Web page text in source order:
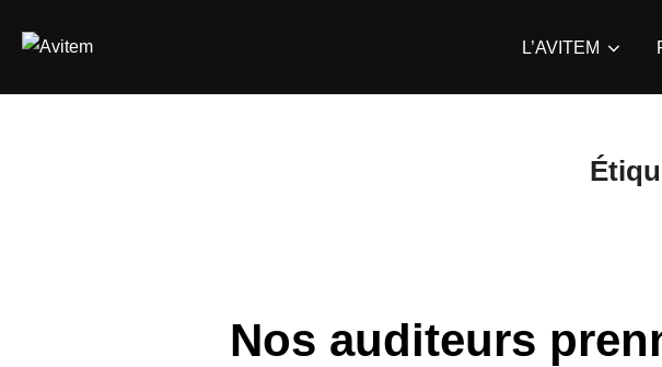
L’AVITEM
Nos auditeurs